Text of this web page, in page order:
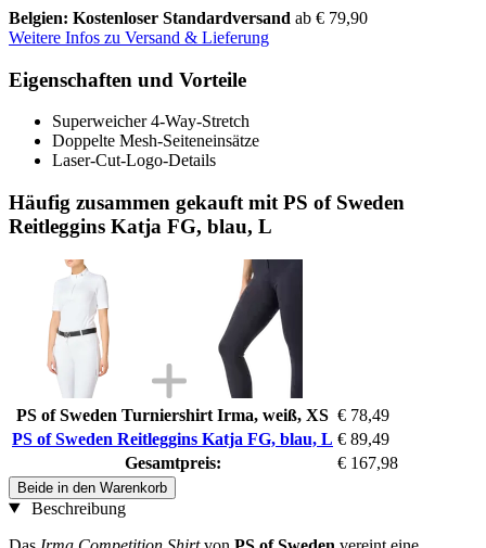
Belgien: Kostenloser Standardversand ab € 79,90
Weitere Infos zu Versand & Lieferung
Eigenschaften und Vorteile
Superweicher 4-Way-Stretch
Doppelte Mesh-Seiteneinsätze
Laser-Cut-Logo-Details
Häufig zusammen gekauft mit PS of Sweden
Reitleggins Katja FG, blau, L
PS of Sweden Turniershirt Irma, weiß, XS € 78,49
PS of Sweden Reitleggins Katja FG, blau, L € 89,49
Gesamtpreis:
€ 167,98
Beide in den Warenkorb
Beschreibung